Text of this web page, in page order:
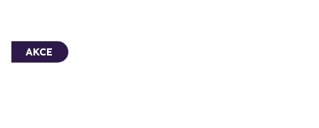
AKCE